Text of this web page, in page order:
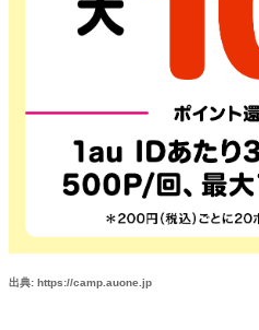
出典: https://camp.auone.jp